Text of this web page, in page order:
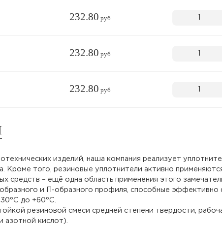
232.80 руб
232.80 руб
232.80 руб
изделий, наша компания реализует
Кроме того, резиновые уплотнители активно
средств – ещё одна область применения этого
и П-образного профиля, способные эффективно
до +60°С.
резиновой смеси средней степени твердости,
азотной кислот).